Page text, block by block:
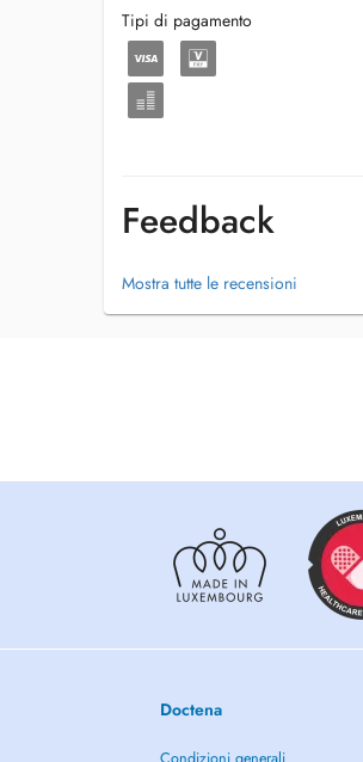
Tipi di pagamento
Feedback
Mostra tutte le recensioni
Doctena